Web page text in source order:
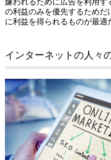
の利益のみを優先するため
に利益を得られるものが最適
インターネットの人々